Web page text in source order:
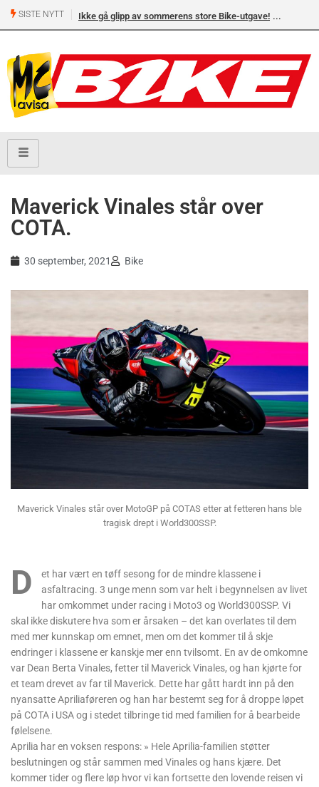
SISTE NYTT Ikke gå glipp av sommerens store Bike-utgave!
Maverick Vinales står over
COTA.
30 september, 2021 Bike
Maverick Vinales står over MotoGP på COTAS etter at fetteren hans ble
tragisk drept i World300SSP.
D
et har vært en tøff sesong for de mindre klassene i
asfaltracing. 3 unge menn som var helt i begynnelsen av livet
har omkommet under racing i Moto3 og World300SSP. Vi
skal ikke diskutere hva som er årsaken – det kan overlates til dem
med mer kunnskap om emnet, men om det kommer til å skje
endringer i klassene er kanskje mer enn tvilsomt. En av de omkomne
var Dean Berta Vinales, fetter til Maverick Vinales, og han kjørte for
et team drevet av far til Maverick. Dette har gått hardt inn på den
nyansatte Apriliaføreren og han har bestemt seg for å droppe løpet
på COTA i USA og i stedet tilbringe tid med familien for å bearbeide
følelsene.
Aprilia har en voksen respons: » Hele Aprilia-familien støtter
beslutningen og står sammen med Vinales og hans kjære. Det
kommer tider og flere løp hvor vi kan fortsette den lovende reisen vi